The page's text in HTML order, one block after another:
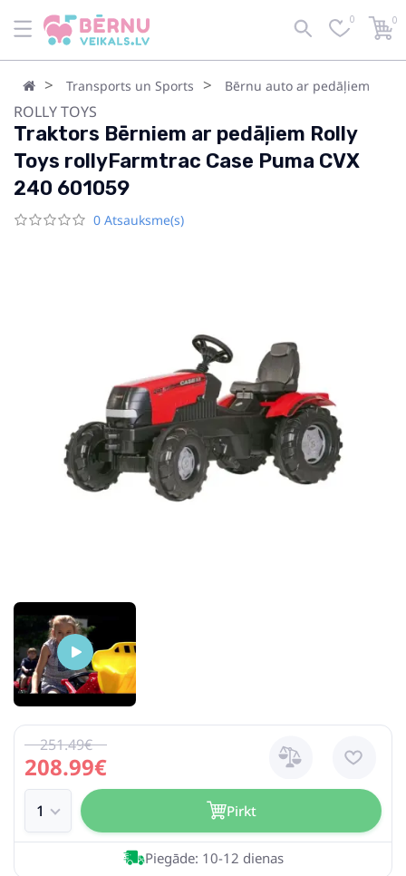
0 0
Transports un Sports Bērnu auto ar pedāļiem
ROLLY TOYS
Traktors Bērniem ar pedāļiem Rolly
Toys rollyFarmtrac Case Puma CVX
240 601059
0 Atsauksme(s)
208.99€
251.49€
Pirkt
Piegāde: 10-12 dienas